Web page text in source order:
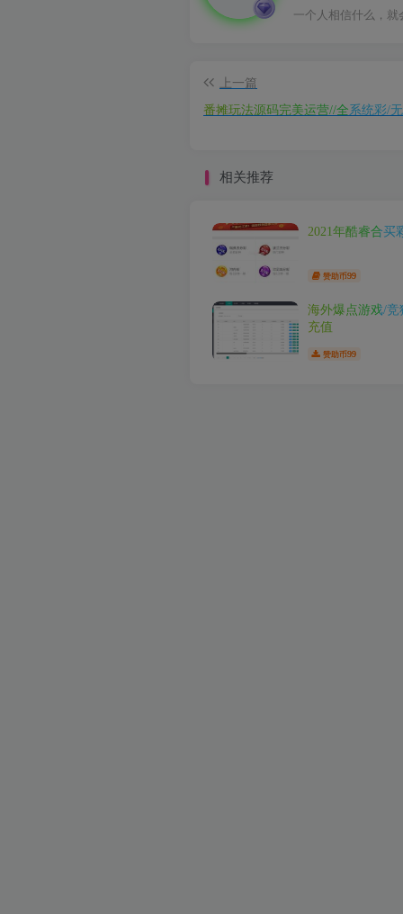
一个人相信什么，就
上一篇
番摊玩法源码完美运营//全系统彩/
相关推荐
2021年酷睿合买
赞助币99
海外爆点游戏/
充值
赞助币99